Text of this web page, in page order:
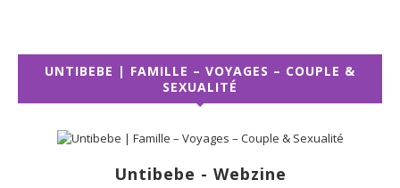
UNTIBEBE | FAMILLE – VOYAGES – COUPLE &
SEXUALITÉ
Untibebe - Webzine